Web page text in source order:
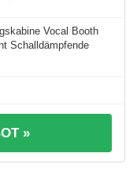
Vocal Booth
Schalldämpfende
»